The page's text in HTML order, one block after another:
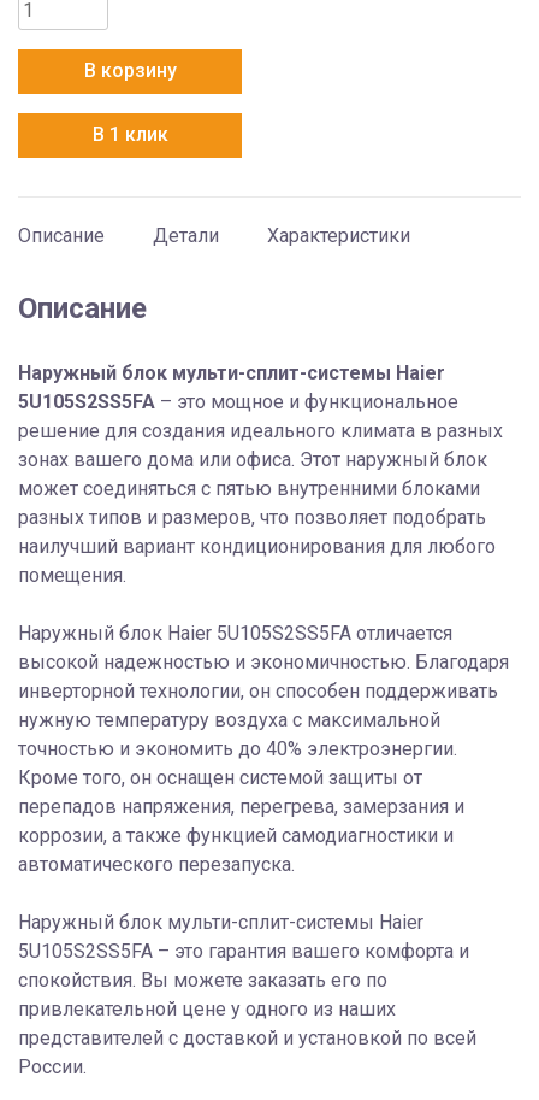
товара
5U105S2SS5FA
В корзину
В 1 клик
Описание Детали Характеристики
Описание
Наружный блок мульти-сплит-системы Haier
5U105S2SS5FA – это мощное и функциональное
решение для создания идеального климата в разных
зонах вашего дома или офиса. Этот наружный блок
может соединяться с пятью внутренними блоками
разных типов и размеров, что позволяет подобрать
наилучший вариант кондиционирования для любого
помещения.
Наружный блок Haier 5U105S2SS5FA отличается
высокой надежностью и экономичностью. Благодаря
инверторной технологии, он способен поддерживать
нужную температуру воздуха с максимальной
точностью и экономить до 40% электроэнергии.
Кроме того, он оснащен системой защиты от
перепадов напряжения, перегрева, замерзания и
коррозии, а также функцией самодиагностики и
автоматического перезапуска.
Наружный блок мульти-сплит-системы Haier
5U105S2SS5FA – это гарантия вашего комфорта и
спокойствия. Вы можете заказать его по
привлекательной цене у одного из наших
представителей с доставкой и установкой по всей
России.